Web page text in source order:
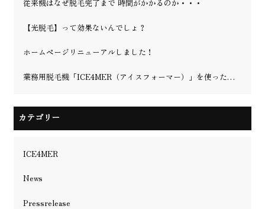
従来機はなぜ脱毛完了まで 時間がかかるのか・・・
【光脱毛】って効果ないんでしょ？
ホームページリニューアルしました！
業務用脱毛機「ICE4MER（アイスフォーマー）」を使った理容室・美容院の脱毛の可能性を徹底解説！更に、業界最強冷却マイナス25℃を実現！
カテゴリー
ICE4MER
News
Pressrelease